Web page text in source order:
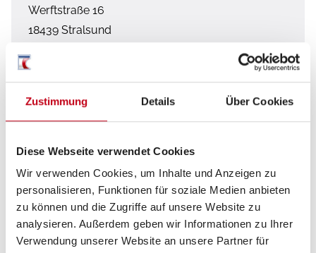
Zustimmung Details Über Cookies
Diese Webseite verwendet Cookies
Wir verwenden Cookies, um Inhalte und Anzeigen zu
personalisieren, Funktionen für soziale Medien anbieten
zu können und die Zugriffe auf unsere Website zu
analysieren. Außerdem geben wir Informationen zu Ihrer
Verwendung unserer Website an unsere Partner für
Werftstraße 16
18439 Stralsund
+49 3831 203 85 70
info@ccdahnke.de
Zum Händler